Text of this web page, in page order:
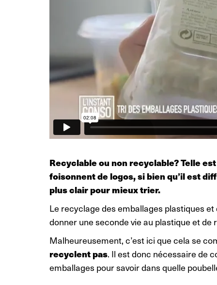
Recyclable ou non recyclable? Telle
foisonnent de logos, si bien qu’il est
plus clair pour mieux trier.
Le recyclage des emballages plastiques
donner une seconde vie au plastique et
Malheureusement, c’est ici que cela se
recyclent pas. Il est donc nécessaire de
emballages pour savoir dans quelle